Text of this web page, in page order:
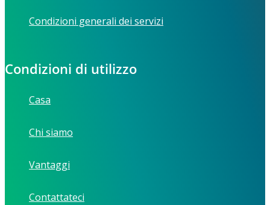
Condizioni generali dei servizi
Condizioni di utilizzo
Casa
Chi siamo
Vantaggi
Contattateci